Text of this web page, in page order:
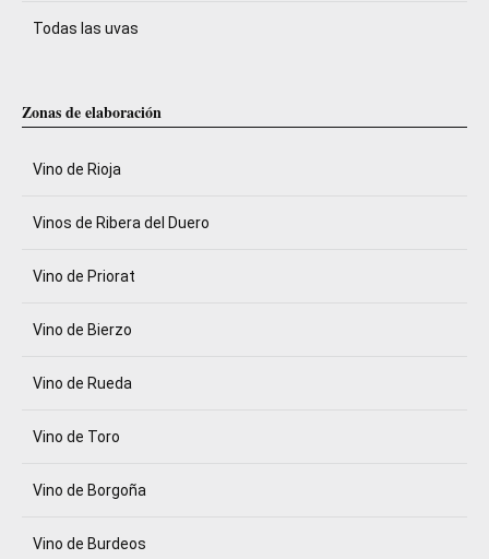
Todas las uvas
Zonas de elaboración
Vino de Rioja
Vinos de Ribera del Duero
Vino de Priorat
Vino de Bierzo
Vino de Rueda
Vino de Toro
Vino de Borgoña
Vino de Burdeos